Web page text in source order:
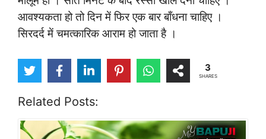
आवश्यकता हो तो दिन में फिर एक बार बाँधना चाहिए ।
सिरदर्द में चमत्कारिक आराम हो जाता है ।
3
SHARES
Related Posts: